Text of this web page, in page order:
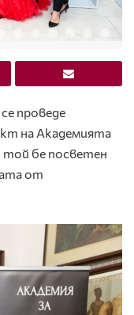
проведе
на Академията
той бе посветен
от